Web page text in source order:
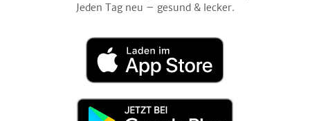
Jeden Tag neu – gesund & lecker.
Laden
im
App
Jetzt